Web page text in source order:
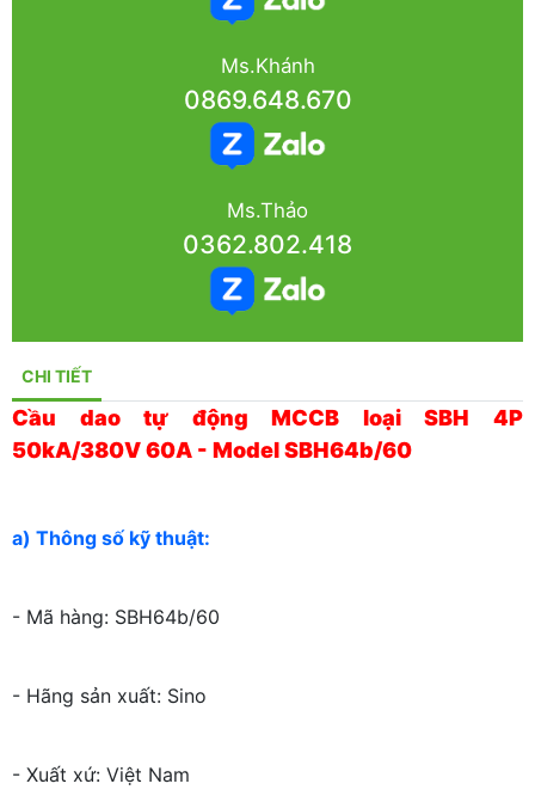
Ms.Khánh
0869.648.670
Ms.Thảo
0362.802.418
CHI TIẾT
Cầu dao tự động MCCB loại SBH 4P
50kA/380V 60A - Model SBH64b/60
a) Thông số kỹ thuật:
- Mã hàng: SBH64b/60
- Hãng sản xuất: Sino
- Xuất xứ: Việt Nam